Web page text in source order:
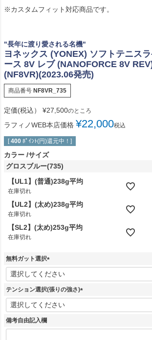
※カスタムフィット対応商品です。
"長年に渡り愛される名機"
ヨネックス (YONEX) ソフトテニス
ース 8V レブ (NANOFORCE 8V
(NF8VR)(2023.06発売)
商品番号 NF8VR_735
定価(税込） ¥27,500のところ
ラフィノWEB本店価格 ¥22,000税込
[ 400 ﾎﾟｲﾝﾄ(円)還元中！]
カラー サイズ
グロスブルー(735)
【UL1】(普通)238g平均
在庫切れ
【UL2】(太め)238g平均
在庫切れ
【SL2】(太め)253g平均
在庫切れ
無料ガット選択
(
必
須
テンション選択(張りの強さ)
(
備考自由記入欄